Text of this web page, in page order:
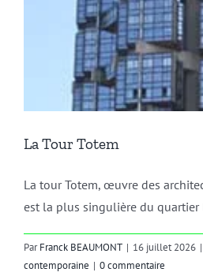
La Tour Totem
La tour Totem, œuvre des
est la plus singulière du quartier
ParFranck BEAUMONT | 16 juillet 2026 |
contemporaine | 0 commentaire